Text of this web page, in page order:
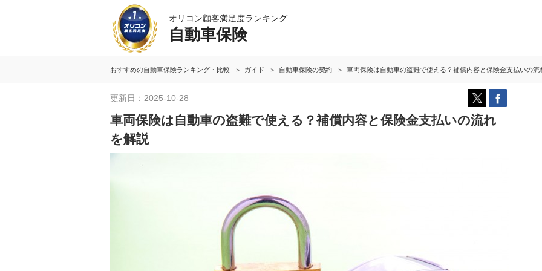
オリコン顧客満足度ランキング
自動車保険
おすすめの自動車保険ランキング・比較 ガイド 自動車保険の契約 車両保険は自動車の盗難で使える？補償内容と保険金支払いの流
更新日：2025-10-28
車両保険は自動車の盗難で使える？補償内容と保険金支払いの流れ
を解説